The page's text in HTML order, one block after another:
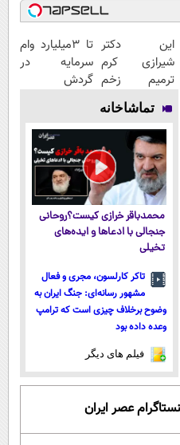
این دکتر
شیرازی کرم
ترمیم زخم
ایرانی را
ساخت!!!
تا 3میلیارد وام
سرمایه در
گردش
ثبت کن
تماشاخانه
محمدباقر خرازی کیست؟روحانی
جنجالی با ادعاها و ایده‌های
تخیلی
تاکر کارلسون، مجری و فعال
مشهور رسانه‌ای: جنگ ایران به
وضوح برخلاف چیزی است که ترامپ
وعده داده بود
فیلم های دیگر
عصر ایران